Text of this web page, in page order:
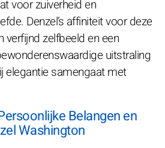
voor zuiverheid en
Denzel’s affiniteit voor deze
verfijnd zelfbeeld en een
uitstraling
elegantie samengaat met
Belangen en
Washington